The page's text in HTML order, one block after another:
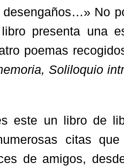
No
presenta una
poemas
Soliloquio
este un libro de
citas
de amigos,